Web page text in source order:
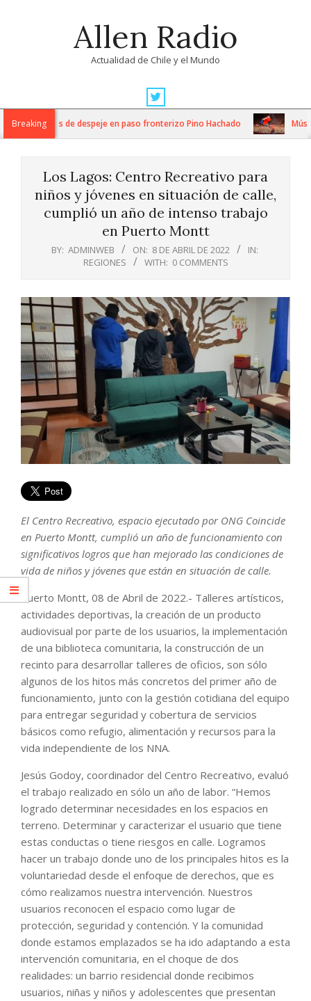
Allen Radio
Actualidad de Chile y el Mundo
Navigation
MenuBreaking
trabajos de despeje en paso fronterizo Pino Hachado Música:
Los Lagos: Centro Recreativo para
niños y jóvenes en situación de calle,
cumplió un año de intenso trabajo
en Puerto Montt
BY: ADMINWEB ON: 8 DE ABRIL DE 2022
IN:
REGIONES
WITH: 0 COMMENTS
El Centro Recreativo, espacio ejecutado por ONG Coincide
en Puerto Montt, cumplió un año de funcionamiento con
significativos logros que han mejorado las condiciones de
vida de niños y jóvenes que están en situación de calle.
Puerto Montt, 08 de Abril de 2022.- Talleres artísticos,
actividades deportivas, la creación de un producto
audiovisual por parte de los usuarios, la implementación
de una biblioteca comunitaria, la construcción de un
recinto para desarrollar talleres de oficios, son sólo
algunos de los hitos más concretos del primer año de
funcionamiento, junto con la gestión cotidiana del equipo
para entregar seguridad y cobertura de servicios
básicos como refugio, alimentación y recursos para la
vida independiente de los NNA.
Jesús Godoy, coordinador del Centro Recreativo, evaluó
el trabajo realizado en sólo un año de labor. “Hemos
logrado determinar necesidades en los espacios en
terreno. Determinar y caracterizar el usuario que tiene
estas conductas o tiene riesgos en calle. Logramos
hacer un trabajo donde uno de los principales hitos es la
voluntariedad desde el enfoque de derechos, que es
cómo realizamos nuestra intervención. Nuestros
usuarios reconocen el espacio como lugar de
protección, seguridad y contención. Y la comunidad
donde estamos emplazados se ha ido adaptando a esta
intervención comunitaria, en el choque de dos
realidades: un barrio residencial donde recibimos
usuarios, niñas y niños y adolescentes que presentan